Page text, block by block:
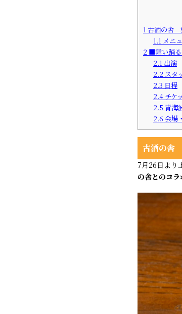
1 古酒の舎
1.1メニ
2 ■舞い踊
2.1出演
2.2スタ
2.3 日程
2.4チケ
2.5 青海
2.6 会場
古酒の舎
7月26日より
の舎とのコ